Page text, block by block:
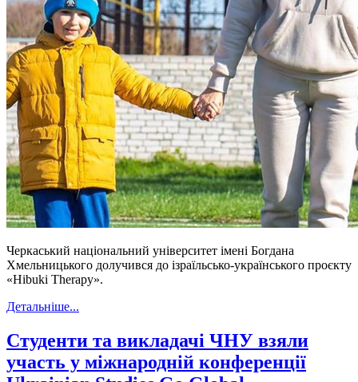
Черкаський національний університет імені Богдана
Хмельницького долучився до ізраїльсько-українського проєкту
«Hibuki Therapy».
Детальніше...
Студенти та викладачі ЧНУ взяли
участь у міжнародній конференції